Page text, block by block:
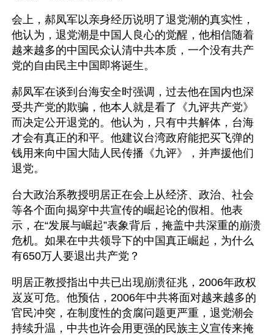
会上，郝凤军以亲身经历说明了退党潮的真实性，
他认为，退党潮是中国人良心的觉醒，他相信随着
越来越多的中国民众认清中共本质，一个没有共产
党的自由民主中国即将诞生。
郝凤军在谈到台海安全时强调，过去他在国内也深
受共产党的欺骗，他本人就是看了《九评共产党》
而决定公开退党的。他认为，只有中共解体，台海
才会有真正的和平。他建议台湾政府能把买飞弹的
钱用来向中国大陆人民传播《九评》，并声援他们
退党。
台大政治系教授明居正在会上从经济、政治、社会
等各个面向揭穿中共宣传的崛起论的假相。他表
示，在“发展与崛起”表象背后，掩盖中共深重的崩溃
危机。如果在中共领导下的中国真正崛起，为什么
有650万人要退出共产党？
明居正教授指出中共已出现崩溃征兆，2006年政权
岌岌可危。他预估，2006年中共将面对越来越多的
官民冲突，在制度性的贪腐问题更严重，退党潮会
持续升温，中共也许会用更强的民族主义宣传来掩